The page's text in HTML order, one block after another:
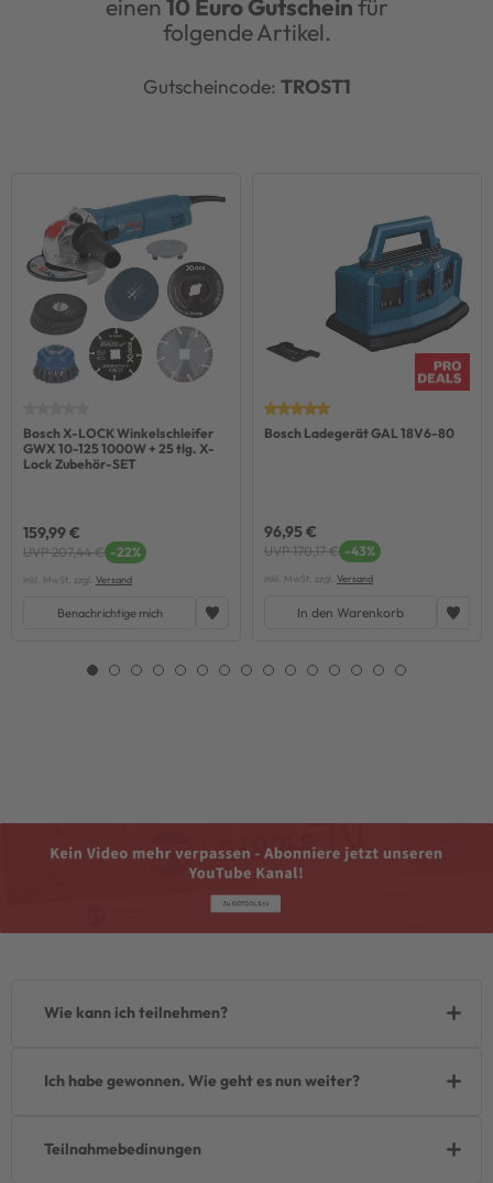
einen 10 Euro Gutscheinfür
folgende Artikel.
Gutscheincode: TROST1
Bosch X-LOCK Winkelschleifer
GWX 10-125 1000W + 25 tlg. X-
Lock Zubehör-SET
159,99 €
UVP 207,44 € -22%
inkl. MwSt. zzgl. Versand
Benachrichtige mich
Bosch Ladegerät GAL 18V6-80
96,95 €
UVP 170,17 € -43%
inkl. MwSt. zzgl. Versand
In den Warenkorb
Wie kann ich teilnehmen?
Ich habe gewonnen. Wie geht es nun weiter?
Teilnahmebedinungen